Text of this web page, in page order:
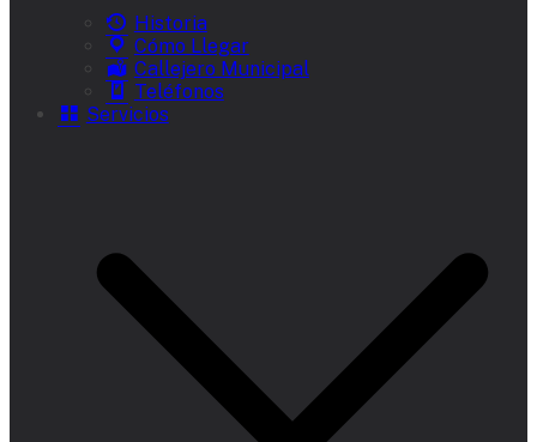
Historia
Cómo Llegar
Callejero Municipal
Teléfonos
Servicios